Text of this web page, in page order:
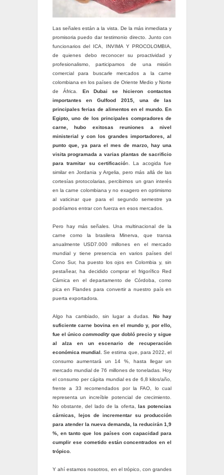
Las señales están a la vista. De la más inmediata y
promisoria puedo dar testimonio directo. Junto con
funcionarios del ICA, INVIMA Y PROCOLOMBIA,
de quienes debo reconocer su proactividad y
profesionalismo, participamos de una misión
comercial para buscarle mercados a la carne
colombiana en los países de Oriente Medio y Norte
de África.
En Dubai se hicieron contactos
importantes en Gulfood 2015, una de las
principales ferias de alimentos en el mundo. En
Egipto, uno de los principales compradores de
carne, hubo exitosas reuniones a nivel
ministerial y con los grandes importadores, al
punto que, ya para el mes de marzo, hay una
visita programada a varias plantas de sacrificio
para tramitar su certificación. La acogida fue
similar en Jordania y Argelia, pero más allá de las
cortesías protocolarias, percibimos un gran interés
en la carne colombiana y no exagero en optimismo
al vaticinar que para el segundo semestre ya
podríamos entrar con fuerza en esos mercados.
Pero hay más señales. Una multinacional de la
carne como la brasilera Minerva, que transa
anualmente USD7.000 millones en el mercado
mundial y tiene presencia en varios países del
Cono Sur, ha puesto los ojos en Colombia y, sin
pestañear, ha decidido comprar el frigorífico Red
Cárnica en el departamento de Córdoba, como
pica en Flandes para convertir a nuestro país en
puerta exportadora.
Algo ha cambiado, sin lugar a dudas.
No hay
suficiente carne bovina en el mundo y, por ello,
fue el único commodityque dobló precio y sigue
al alza en un escenario de recuperación
económica mundial. Se estima que, para 2022, el
consumo aumentará un 14 %, hasta llegar un
mercado mundial de 76 millones de toneladas. Hoy
el consumo per cápita mundial es de 6,8 kilos/año,
frente a 33 recomendados por la FAO, lo cual
representa un increíble potencial de crecimiento.
No obstante, del lado de la oferta,
las potencias
cárnicas, lejos de incrementar su producción
para atender la nueva demanda, la reducirán 1,9
%, en tanto que los países con capacidad para
cumplir ese cometido están concentrados en el
trópico.
Y ahí estamos nosotros, en el trópico, con grandes